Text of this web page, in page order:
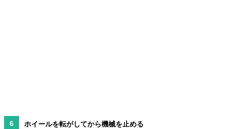
ホイールを転がしてから機械を止める